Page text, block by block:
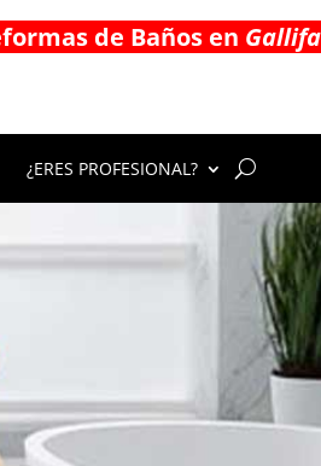
de Baños en Gallifa
¿ERES PROFESIONAL?